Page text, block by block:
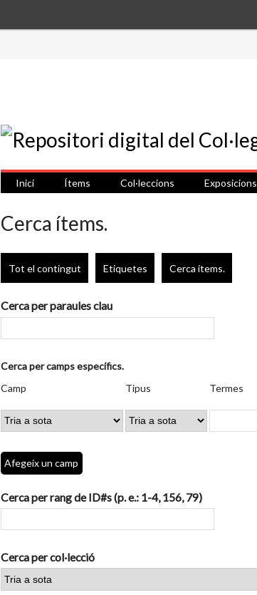
Inici Ítems Col·leccions Exposicions
Cerca ítems.
Tot el contingut Etiquetes Cerca ítems.
Cerca per paraules clau
Nombre
files
a
"Cerca
camps
específics.":
Cerca per camps específics.
de
cerca
de
cerca
de
cerca
Joiner
Camp Tipus Termes
Afegeix un camp
Cerca per rang de ID#s (p. e.: 1-4, 156, 79)
Cerca per col·lecció